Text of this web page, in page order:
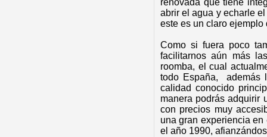
renovada que tiene
abrir el agua y echarle
este es un claro
Como si fuera poco
facilitarnos aún más
roomba, el cual
todo España,
además
calidad conocido
manera podrás adquirir
con precios muy
una gran experiencia
el año 1990,